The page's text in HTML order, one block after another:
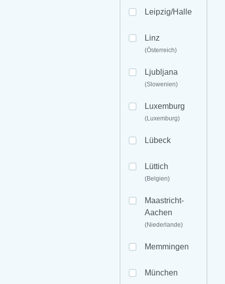
Leipzig/Halle
Linz
(Österreich)
Ljubljana
(Slowenien)
Luxemburg
(Luxemburg)
Lübeck
Lüttich
(Belgien)
Maastricht-
Aachen
(Niederlande)
Memmingen
München